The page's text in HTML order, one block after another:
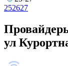
252627
ул